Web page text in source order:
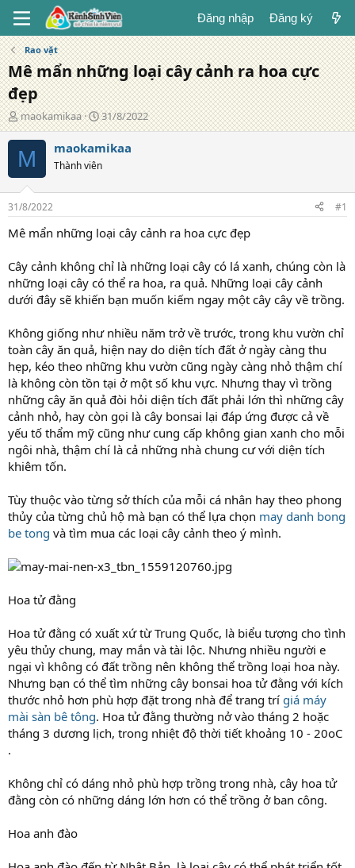
Đăng nhập Đăng ký
Rao vặt
Mê mẩn những loại cây cảnh ra hoa cực
đẹp
T
á
c
g
ả
maokamikaa
N
g
à
đ
g
31/8/2022
M maokamikaa
Thành viên
31/8/2022 #1
Mê mẩn những loại cây cảnh ra hoa cực đẹp
Cây cảnh không chỉ là những loại cây có lá xanh, chúng còn là
những loại cây có thể ra hoa, ra quả. Những loại cây cảnh
dưới đây sẽ khiến bạn muốn kiếm ngay một cây cây về trồng.
Không giống như nhiều năm trở về trước, trong khu vườn chỉ
toàn cây ăn quả, hiện nay do diện tích đất ở ngày càng thu
hẹp, kéo theo những khu vườn cũng ngày càng nhỏ thậm chí
là không còn tồn tại ở một số khu vực. Nhưng thay vì trồng
những cây ăn quả đòi hỏi diện tích đất phải lớn thì những cây
cảnh nhỏ, hay còn gọi là cây bonsai lại đáp ứng được cả về
yếu tố thẩm mỹ cũng như cung cấp không gian xanh cho mỗi
ngôi nhà, thậm chí là cả những nhà chung cư với diện tích
khiêm tốn.
Tùy thuộc vào từng sở thích của mỗi cá nhân hay theo phong
thủy của từng chủ hộ mà bạn có thể lựa chọn may danh bong
be tong và tìm mua các loại cây cảnh theo ý mình.
Hoa tử đằng
Hoa tử đằng có xuất xứ từ Trung Quốc, là biểu tượng cho tình
yêu thủy chung, may mắn và tài lộc. Nhưng nhiều người e
ngại vì không có đất trồng nên không thể trồng loại hoa này.
Nhưng bạn có thể tìm những cây bonsai hoa tử đằng với kích
thước nhỏ hơn phù hợp đặt trong nhà để trang trí giá máy
mài sàn bê tông. Hoa tử đằng thường nở vào tháng 2 hoặc
tháng 3 dương lịch, trong nhiệt độ thời tiết khoảng 10 - 20oC
.
Không chỉ có dáng nhỏ phù hợp trồng trong nhà, cây hoa tử
đằng còn có những dáng lớn hơn có thể trồng ở ban công.
Hoa anh đào